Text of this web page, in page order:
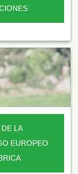
LA
EUROPEO